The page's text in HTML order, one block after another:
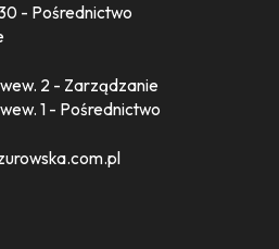
- Pośrednictwo
2 - Zarządzanie
1 - Pośrednictwo